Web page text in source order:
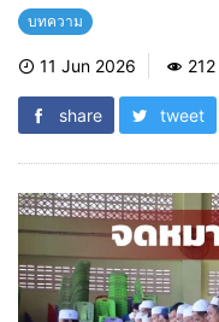
บทความ
11 Jun 2026 212
share tweet